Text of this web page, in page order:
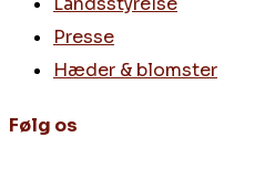
Presse
Hæder & blomster
Følg os